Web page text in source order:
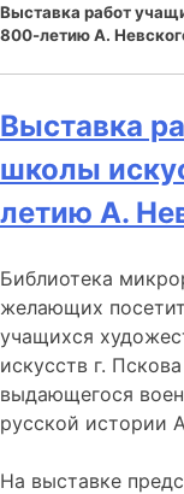
Выставка работ
800-летию А.
Выставка
школы
летию А.
Библиотека
желающих
учащихся
искусств г.
выдающегося
русской истории
На выставке